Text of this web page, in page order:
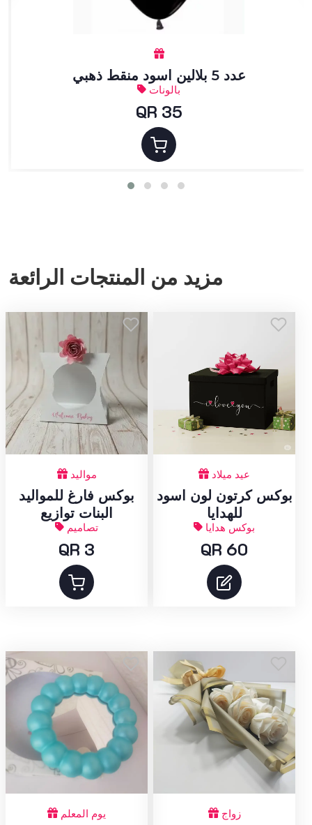
عدد 5 بلالين اسود منقط ذهبي
بالونات
QR 35
مزيد من المنتجات الرائعة
مواليد
بوكس فارغ للمواليد
البنات توازيع
تصاميم
QR 3
عيد ميلاد
بوكس كرتون لون اسود
للهدايا
بوكس هدايا
QR 60
يوم المعلم زواج